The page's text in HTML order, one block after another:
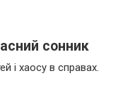
сонник
і хаосу в справах.